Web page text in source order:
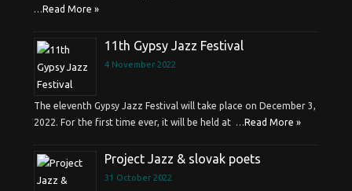
…Read More »
11th Gypsy Jazz Festival
4 November 2022
The eleventh Gypsy Jazz Festival will take place on December 3,
2022. For the first time ever, it will be held at …Read More »
Project Jazz & slovak poets
31 October 2022